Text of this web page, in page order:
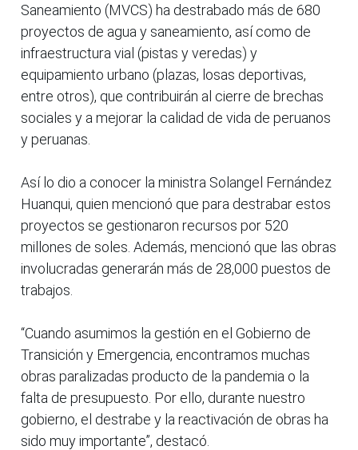
Saneamiento (MVCS) ha destrabado más de 680
proyectos de agua y saneamiento, así como de
infraestructura vial (pistas y veredas) y
equipamiento urbano (plazas, losas deportivas,
entre otros), que contribuirán al cierre de brechas
sociales y a mejorar la calidad de vida de peruanos
y peruanas.
Así lo dio a conocer la ministra Solangel Fernández
Huanqui, quien mencionó que para destrabar estos
proyectos se gestionaron recursos por 520
millones de soles. Además, mencionó que las obras
involucradas generarán más de 28,000 puestos de
trabajos.
“Cuando asumimos la gestión en el Gobierno de
Transición y Emergencia, encontramos muchas
obras paralizadas producto de la pandemia o la
falta de presupuesto. Por ello, durante nuestro
gobierno, el destrabe y la reactivación de obras ha
sido muy importante”, destacó.